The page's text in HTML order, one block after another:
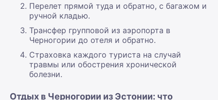
Перелет прямой туда и обратно, с багажом и
ручной кладью.
Трансфер групповой из аэропорта в
Черногории до отеля и обратно.
Страховка каждого туриста на случай
травмы или обострения хронической
болезни.
Отдых в Черногории из Эстонии: что